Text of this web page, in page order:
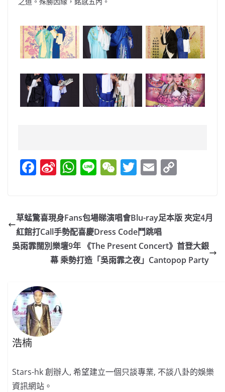
F
e
b
o
Si
W
ei
b
o
W
s
A
p
p
Li W
h
at
T
er
E
l y
n
k
草蜢驚喜現身Fans包場睇演唱會Blu-ray足本版 夾定4月
紅館打Call手勢配喜慶Dress Code鬥跳唱
吳雨霏闊別樂壇9年 《The Present Concert》首登大銀
幕 乘勢打造「吳雨霏之夜」Cantopop Party
浩楠
Stars-hk 創辦人, 希望建立一個只談專業, 不談八卦的娛樂
資訊網站。